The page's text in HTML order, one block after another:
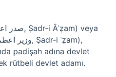
padişah adına devlet
rütbeli devlet adamı.